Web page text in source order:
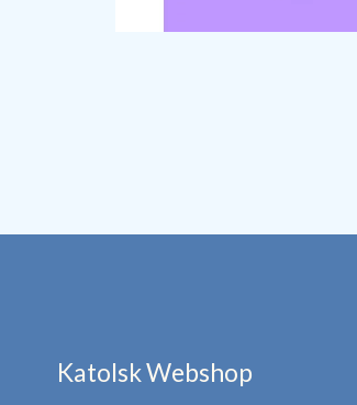
Katolsk Webshop